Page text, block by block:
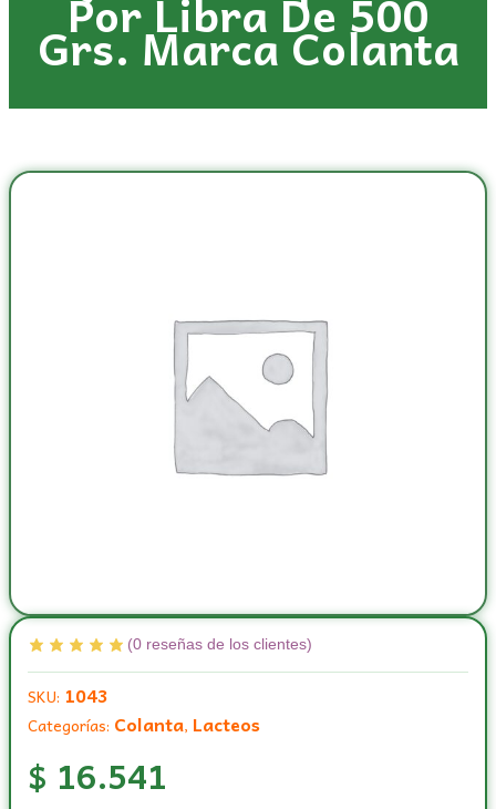
Grs. Marca Colanta
(0reseñas de los clientes)
SKU: 1043
Categorías: Colanta, Lacteos
$ 16.541